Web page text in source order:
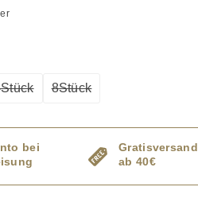
8Stück
bei
Gratisversand
ab 40€